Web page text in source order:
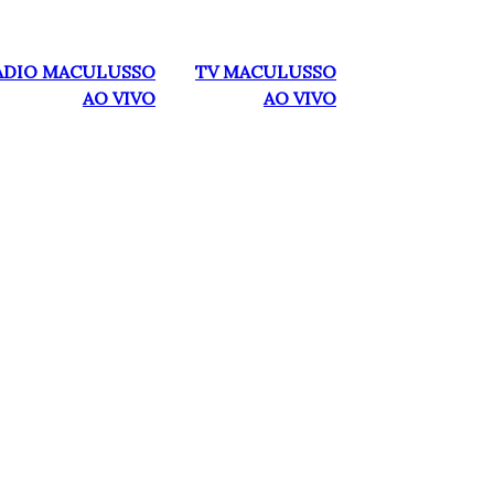
MACULUSSO
TV MACULUSSO
AO VIVO
AO VIVO